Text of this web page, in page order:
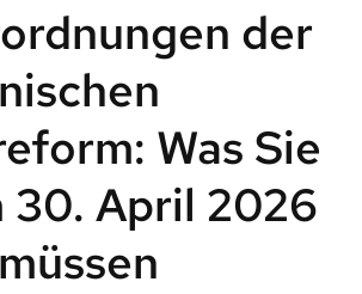
der
Was Sie
30. April 2026